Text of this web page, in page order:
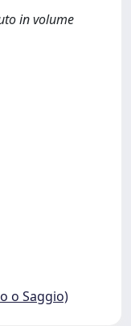
in volume
o Saggio)